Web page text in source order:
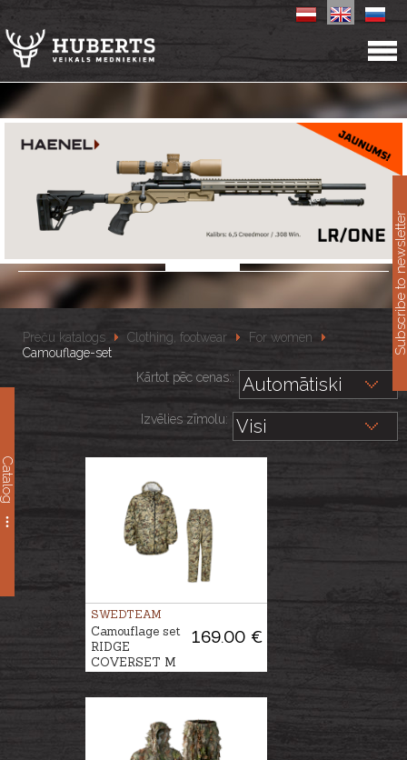
Catalog
Preču katalogs Clothing, footwear
For women
Camouflage-set
Kārtot pēc cenas::
Izvēlies zīmolu:
SWEDTEAM
169.00 €
Camouflage set
RIDGE
COVERSET M
Subscribe